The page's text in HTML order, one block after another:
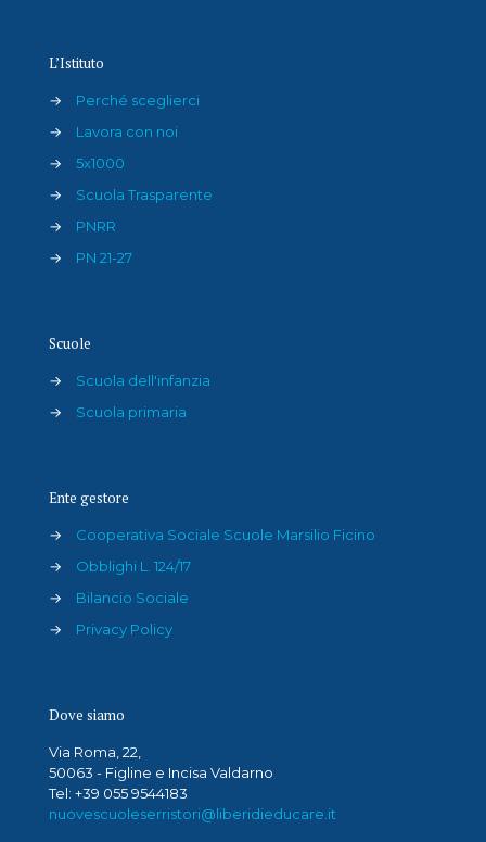
L’Istituto
→
Perché sceglierci
→
Lavora con noi
→
5x1000
→
Scuola Trasparente
→
PNRR
→
PN 21-27
Scuole
→
Scuola dell'infanzia
→
Scuola primaria
Ente gestore
→
Cooperativa Sociale Scuole Marsilio Ficino
→
Obblighi L. 124/17
→
Bilancio Sociale
→
Privacy Policy
Dove siamo
Via Roma, 22,
50063 - Figline e Incisa Valdarno
Tel: +39 055 9544183
nuovescuoleserristori@liberidieducare.it